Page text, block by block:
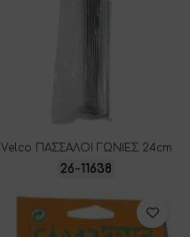
Velco ΠΑΣΣΑΛΟΙ ΓΩΝΙΕΣ 24cm
26-11638